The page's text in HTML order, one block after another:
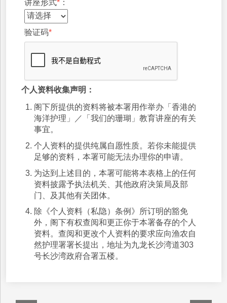
讲座形式* ：
验证码*
个人资料收集声明：
阁下所提供的资料将被本署用作举办「香港的
海洋护理」／「我们的珊瑚」教育讲座的有关
事宜。
个人资料的提供纯属自愿性质。若你未能提供
足够的资料，本署可能无法办理你的申请。
为达到上述目的，本署可能将本表格上的任何
资料披露予执法机关、其他政府决策局及部
门、及其他有关团体。
除《个人资料（私隐）条例》所订明的豁免
外，阁下有权查阅和更正你于本署备存的个人
资料。查阅和更改个人资料的要求应向渔农自
然护理署署长提出，地址为九龙长沙湾道303
号长沙湾政府合署五楼。